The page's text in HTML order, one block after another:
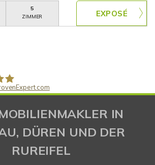
5
ZIMMER
IN
DÜREN UND DER
RUREIFEL